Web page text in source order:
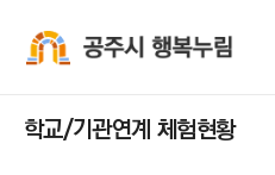
학교/기관연계 체험현황